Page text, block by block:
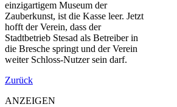
einzigartigem Museum der
Zauberkunst, ist die Kasse leer. Jetzt
hofft der Verein, dass der
Stadtbetrieb Stesad als Betreiber in
die Bresche springt und der Verein
weiter Schloss-Nutzer sein darf.
Zurück
ANZEIGEN